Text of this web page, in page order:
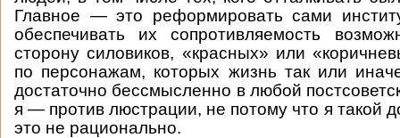
Главное — это реформировать сами
обеспечивать их сопротивляемость
сторону силовиков, «красных» или
по персонажам, которых жизнь так или
достаточно бессмысленно в любой
я — против люстрации, не потому что я такой
это не рационально.